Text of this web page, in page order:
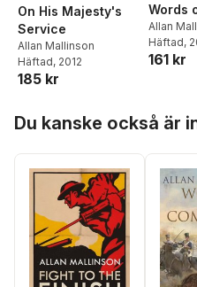
On His Majesty's
Service
Allan Mallinson
Häftad, 2012
185 kr
Words
Allan
Häftad,
161 kr
Du kanske också är